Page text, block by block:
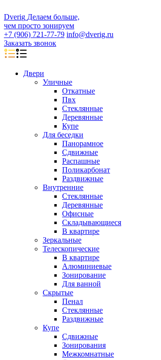
Dverig Делаем больше,
чем просто зонируем
+7 (906) 721-77-79 info@dverig.ru
Заказать звонок
Двери
Уличные
Откатные
Пвх
Стеклянные
Деревянные
Купе
Для беседки
Панорамное
Сдвижные
Распашные
Поликарбонат
Раздвижные
Внутренние
Стеклянные
Деревянные
Офисные
Складывающиеся
В квартире
Зеркальные
Телескопические
В квартире
Алюминиевые
Зонирование
Для ванной
Скрытые
Пенал
Стеклянные
Раздвижные
Купе
Сдвижные
Зонирования
Межкомнатные